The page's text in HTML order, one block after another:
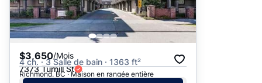
$3,650/Mois
4 ch. · 3 Salle de bain · 1363 ft²
7373 Turnill St
Richmond, BC · Maison en rangée entière